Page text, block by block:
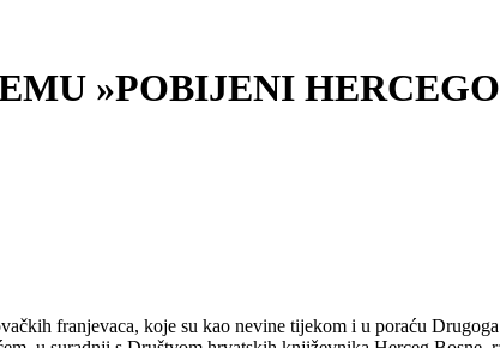
»POBIJENI
franjevaca, koje su kao nevine tijekom i u poraću